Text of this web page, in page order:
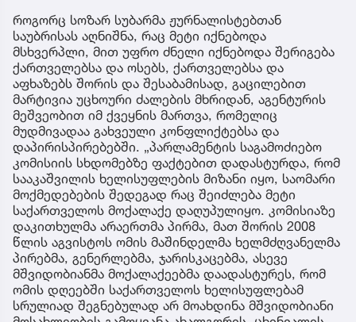
როგორც სოზარ სუბარმა ჟურნალისტებთან
საუბრისას აღნიშნა, რაც მეტი იქნებოდა
მსხვერპლი, მით უფრო ძნელი იქნებოდა შერიგება
ქართველებსა და ოსებს, ქართველებსა და
აფხაზებს შორის და შესაბამისად, გაცილებით
მარტივია უცხოური ძალების მხრიდან, აგენტურის
მეშვეობით იმ ქვეყნის მართვა, რომელიც
მუდმივადაა გახვეული კონფლიქტებსა და
დაპირისპირებებში. „პარლამენტის საგამოძიებო
კომისიის სხდომებზე ფაქტებით დადასტურდა, რომ
სააკაშვილის ხელისუფლების მიზანი იყო, საომარი
მოქმედებების შედეგად რაც შეიძლება მეტი
საქართველოს მოქალაქე დაღუპულიყო. კომისიაზე
დაკითხულმა არაერთმა პირმა, მათ შორის 2008
წლის აგვისტოს ომის მაშინდელმა ხელმძღვანელმა
პირებმა, გენერლებმა, ჯარისკაცებმა, ასევე
მშვიდობიანმა მოქალაქეებმა დაადასტურეს, რომ
ომის დღეებში საქართველოს ხელისუფლებამ
სრულიად შეგნებულად არ მოახდინა მშვიდობიანი